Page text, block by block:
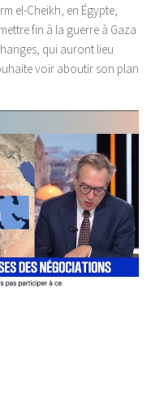
el-Cheikh, en Égypte,
fin à la guerre à Gaza
qui auront lieu
voir aboutir son plan